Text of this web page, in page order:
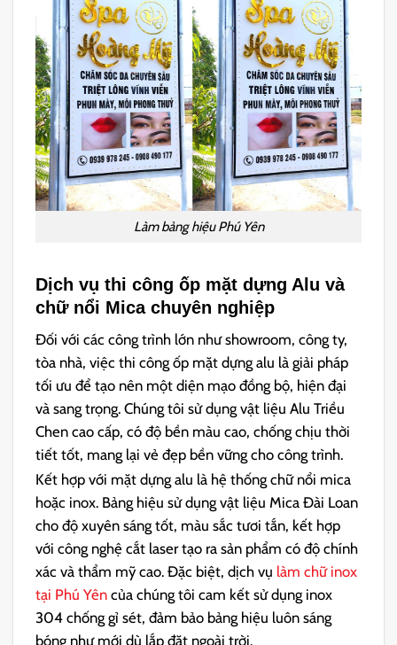
Làm bảng hiệu Phú Yên
Dịch vụ thi công ốp mặt dựng Alu và
chữ nổi Mica chuyên nghiệp
Đối với các công trình lớn như showroom, công ty,
tòa nhà, việc thi công ốp mặt dựng alu là giải pháp
tối ưu để tạo nên một diện mạo đồng bộ, hiện đại
và sang trọng. Chúng tôi sử dụng vật liệu Alu Triều
Chen cao cấp, có độ bền màu cao, chống chịu thời
tiết tốt, mang lại vẻ đẹp bền vững cho công trình.
Kết hợp với mặt dựng alu là hệ thống chữ nổi mica
hoặc inox. Bảng hiệu sử dụng vật liệu Mica Đài Loan
cho độ xuyên sáng tốt, màu sắc tươi tắn, kết hợp
với công nghệ cắt laser tạo ra sản phẩm có độ chính
xác và thẩm mỹ cao. Đặc biệt, dịch vụ làm chữ inox
tại Phú Yên của chúng tôi cam kết sử dụng inox
304 chống gỉ sét, đảm bảo bảng hiệu luôn sáng
bóng như mới dù lắp đặt ngoài trời.